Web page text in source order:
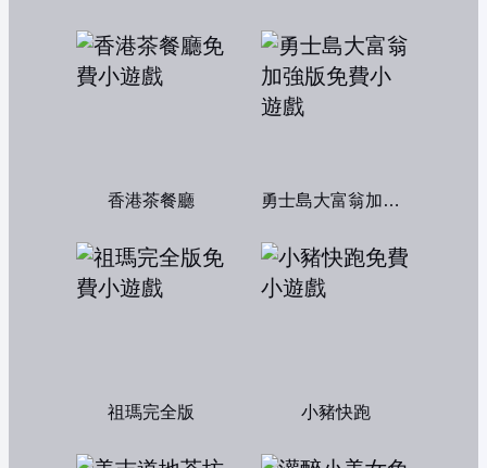
香港茶餐廳 勇士島大富翁加強版
祖瑪完全版 小豬快跑